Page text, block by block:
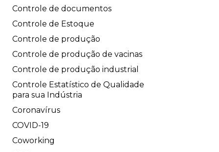
Controle de documentos
Controle de Estoque
Controle de produção
Controle de produção de vacinas
Controle de produção industrial
Controle Estatístico de Qualidade
para sua Indústria
Coronavírus
COVID-19
Coworking